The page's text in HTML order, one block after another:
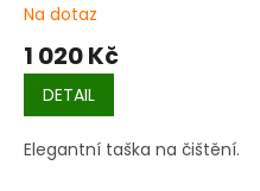
Na dotaz
1 020 Kč
DETAIL
Elegantní taška na čištění.